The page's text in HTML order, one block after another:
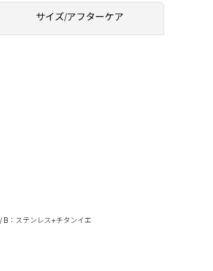
サイズ/アフターケア
B：ステンレス+チタンイエ